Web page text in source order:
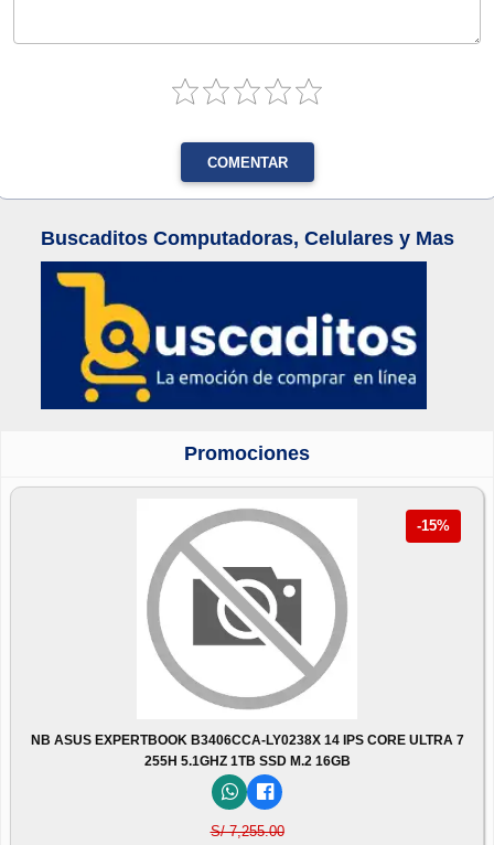
COMENTAR
Buscaditos Computadoras, Celulares y Mas
Promociones
-15%
NB ASUS EXPERTBOOK B3406CCA-LY0238X 14 IPS CORE ULTRA 7
255H 5.1GHZ 1TB SSD M.2 16GB
S/ 7,255.00